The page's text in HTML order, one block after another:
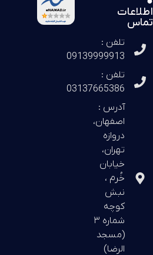
اطلاعات
تماس
تلفن :
09139999913
تلفن :
03137665386
آدرس :
اصفهان،
دروازه
تهران،
خیابان
خُرم ،
نبش
کوچه
شماره ۳
(مسجد
الرضا)